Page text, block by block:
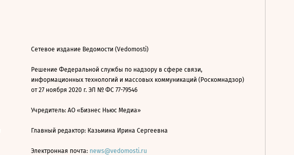
Сетевое издание Ведомости (Vedomosti)
Решение Федеральной службы по надзору в сфере связи,
информационных технологий и массовых коммуникаций (Роскомнадзор)
от 27 ноября 2020 г. ЭЛ № ФС 77-79546
Учредитель: АО «Бизнес Ньюс Медиа»
Главный редактор: Казьмина Ирина Сергеевна
Электронная почта: news@vedomosti.ru